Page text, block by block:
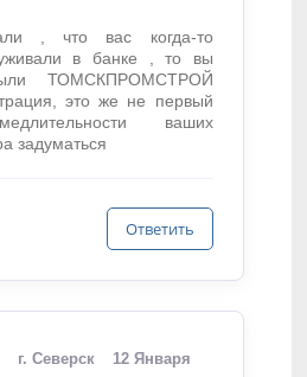
, что вас когда-то
в банке , то вы
ТОМСКПРОМСТРОЙ
это же не первый
ваших
задуматься
Ответить
г. Северск
12 Января